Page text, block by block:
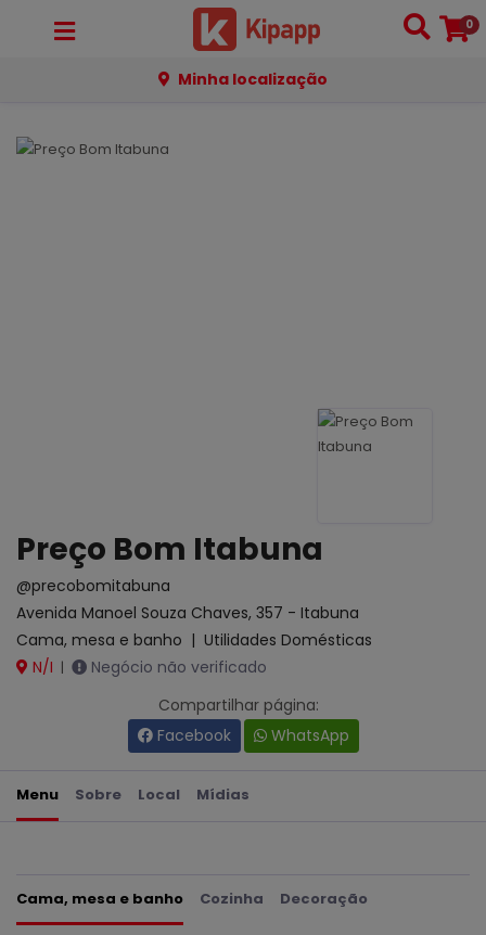
0
Minha localização
Preço Bom Itabuna
@precobomitabuna
Avenida Manoel Souza Chaves, 357 - Itabuna
Cama, mesa e banho | Utilidades Domésticas
N/I |
Negócio não verificado
Compartilhar página:
Facebook
WhatsApp
Menu Sobre Local Mídias
Cama, mesa e banho Cozinha Decoração